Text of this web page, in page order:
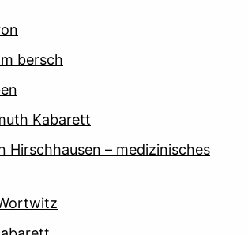
bersch
Kabarett
Hirschhausen – medizinisches